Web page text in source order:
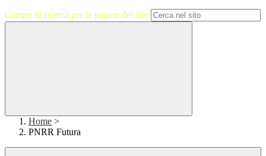
Campo di ricerca per le pagine del sito
Home >
PNRR Futura